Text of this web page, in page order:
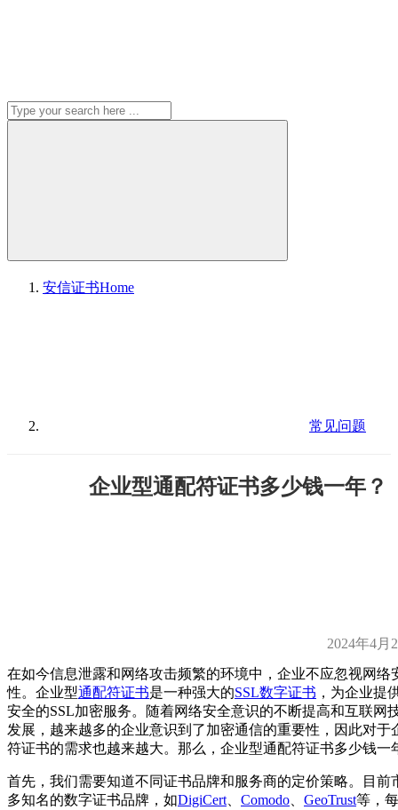
安信证书Home
常见问题
企业型通配符证书多少钱一年？
2024年4月
在如今信息泄露和网络攻击频繁的环境中，企业不应忽视网络
性。企业型通配符证书是一种强大的SSL数字证书 ，为企业提
安全的SSL加密服务。随着网络安全意识的不断提高和互联网
发展，越来越多的企业意识到了加密通信的重要性，因此对于
符证书的需求也越来越大。那么，企业型通配符证书多少钱一
首先，我们需要知道不同证书品牌和服务商的定价策略。目前
多知名的数字证书品牌，如DigiCert Comodo GeoTrust等，